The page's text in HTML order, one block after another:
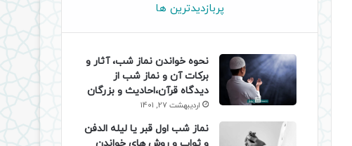
پربازدیدترین ها
نحوه خواندن نماز شب، آثار و
برکات آن و نماز شب از
دیدگاه قرآن،احادیث و بزرگان
اردیبهشت 27, 1401
نماز شب اول قبر یا لیله الدفن